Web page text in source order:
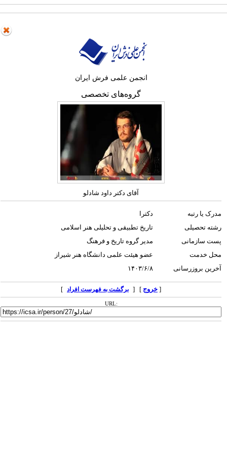
انجمن علمی فرش ایران
گروه‌های تخصصی
آقای دکتر داود شادلو
مدرک یا رتبه
دکترا
رشته تحصیلی
تاریخ تطبیقی و تحلیلی هنر اسلامی
پست سازمانی
مدیر گروه تاریخ و فرهنگ
محل خدمت
عضو هیئت علمی دانشگاه هنر شیراز
آخرین بروزرسانی
۱۴۰۳/۶/۸
خروج] [ برگشت به فهرست افراد ]
URL: